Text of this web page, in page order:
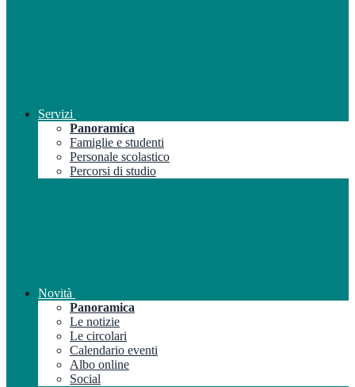
Servizi
Panoramica
Famiglie e studenti
Personale scolastico
Percorsi di studio
Novità
Panoramica
Le notizie
Le circolari
Calendario eventi
Albo online
Social